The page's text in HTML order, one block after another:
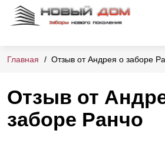
Главная Отзыв от Андрея о заборе
Отзыв от
заборе Ранчо